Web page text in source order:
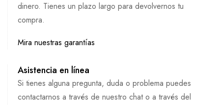
dinero. Tienes un plazo largo para devolvernos tu
compra.
Mira nuestras garantías
Asistencia en línea
Si tienes alguna pregunta, duda o problema puedes
contactarnos a través de nuestro chat o a través del